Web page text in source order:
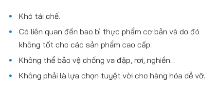
Khó tái chế.
Có liên quan đến bao bì thực phẩm cơ bản và do đó
không tốt cho các sản phẩm cao cấp.
Không thể bảo vệ chống va đập, rơi, nghiền…
Không phải là lựa chọn tuyệt vời cho hàng hóa dễ vỡ.